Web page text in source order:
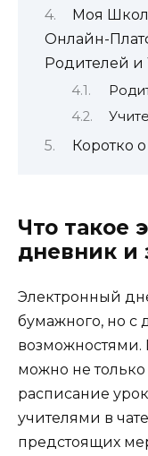
Моя
Онлайн-
Родителей и
Коротко
Что такое
дневник и
Электронный
бумажного, но с
возможностями.
можно не
расписание
учителями в
предстоящих